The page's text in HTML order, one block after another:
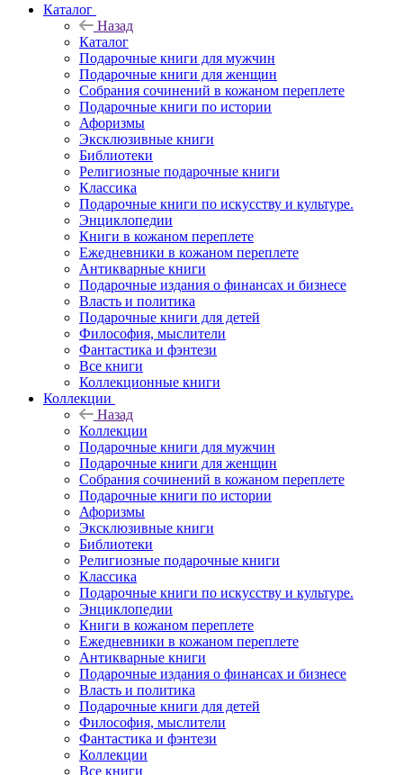
Каталог
Назад
Каталог
Подарочные книги для мужчин
Подарочные книги для женщин
Собрания сочинений в кожаном переплете
Подарочные книги по истории
Афоризмы
Эксклюзивные книги
Библиотеки
Религиозные подарочные книги
Классика
Подарочные книги по искусству и культуре.
Энциклопедии
Книги в кожаном переплете
Ежедневники в кожаном переплете
Антикварные книги
Подарочные издания о финансах и бизнесе
Власть и политика
Подарочные книги для детей
Философия, мыслители
Фантастика и фэнтези
Все книги
Коллекционные книги
Коллекции
Назад
Коллекции
Подарочные книги для мужчин
Подарочные книги для женщин
Собрания сочинений в кожаном переплете
Подарочные книги по истории
Афоризмы
Эксклюзивные книги
Библиотеки
Религиозные подарочные книги
Классика
Подарочные книги по искусству и культуре.
Энциклопедии
Книги в кожаном переплете
Ежедневники в кожаном переплете
Антикварные книги
Подарочные издания о финансах и бизнесе
Власть и политика
Подарочные книги для детей
Философия, мыслители
Фантастика и фэнтези
Коллекции
Все книги